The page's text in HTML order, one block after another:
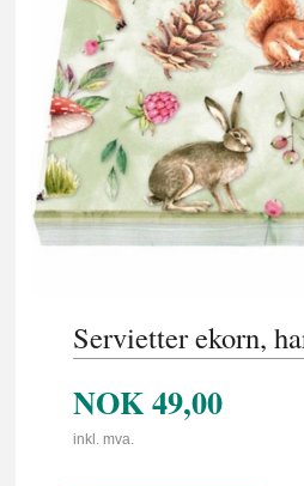
Servietter ekorn,
NOK49,00
inkl. mva.